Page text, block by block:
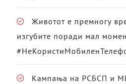
Животот е премногу
изгубите поради мал
Кампања на РСБСП и